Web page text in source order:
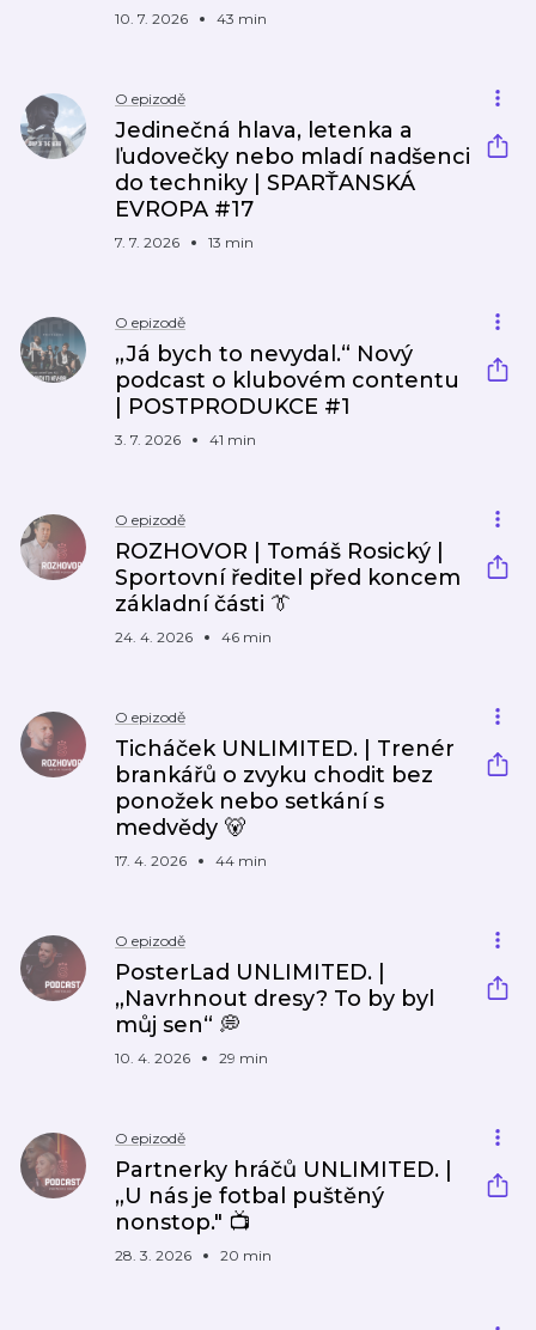
10. 7. 2026 43 min
O epizodě
Jedinečná hlava, letenka a
ľudovečky nebo mladí nadšenci
do techniky | SPARŤANSKÁ
EVROPA #17
7. 7. 2026 13 min
O epizodě
„Já bych to nevydal.“ Nový
podcast o klubovém contentu
| POSTPRODUKCE #1
3. 7. 2026 41 min
O epizodě
ROZHOVOR | Tomáš Rosický |
Sportovní ředitel před koncem
základní části 👔
24. 4. 2026 46 min
O epizodě
Ticháček UNLIMITED. | Trenér
brankářů o zvyku chodit bez
ponožek nebo setkání s
medvědy 🐻
17. 4. 2026 44 min
O epizodě
PosterLad UNLIMITED. |
„Navrhnout dresy? To by byl
můj sen“ 💭
10. 4. 2026 29 min
O epizodě
Partnerky hráčů UNLIMITED. |
„U nás je fotbal puštěný
nonstop." 📺
28. 3. 2026 20 min